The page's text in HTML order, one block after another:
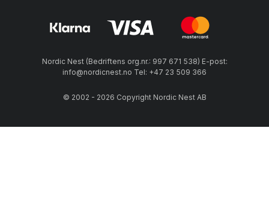
Nordic Nest (Bedriftens org.nr.: 997 671 538) E-post:
info@nordicnest.no Tel: +47 23 509 366
© 2002 - 2026 Copyright Nordic Nest AB